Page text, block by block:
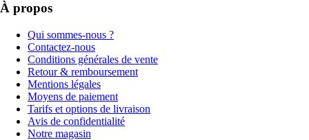
À propos
Qui sommes-nous ?
Contactez-nous
Conditions générales de vente
Retour & remboursement
Mentions légales
Moyens de paiement
Tarifs et options de livraison
Avis de confidentialité
Notre magasin